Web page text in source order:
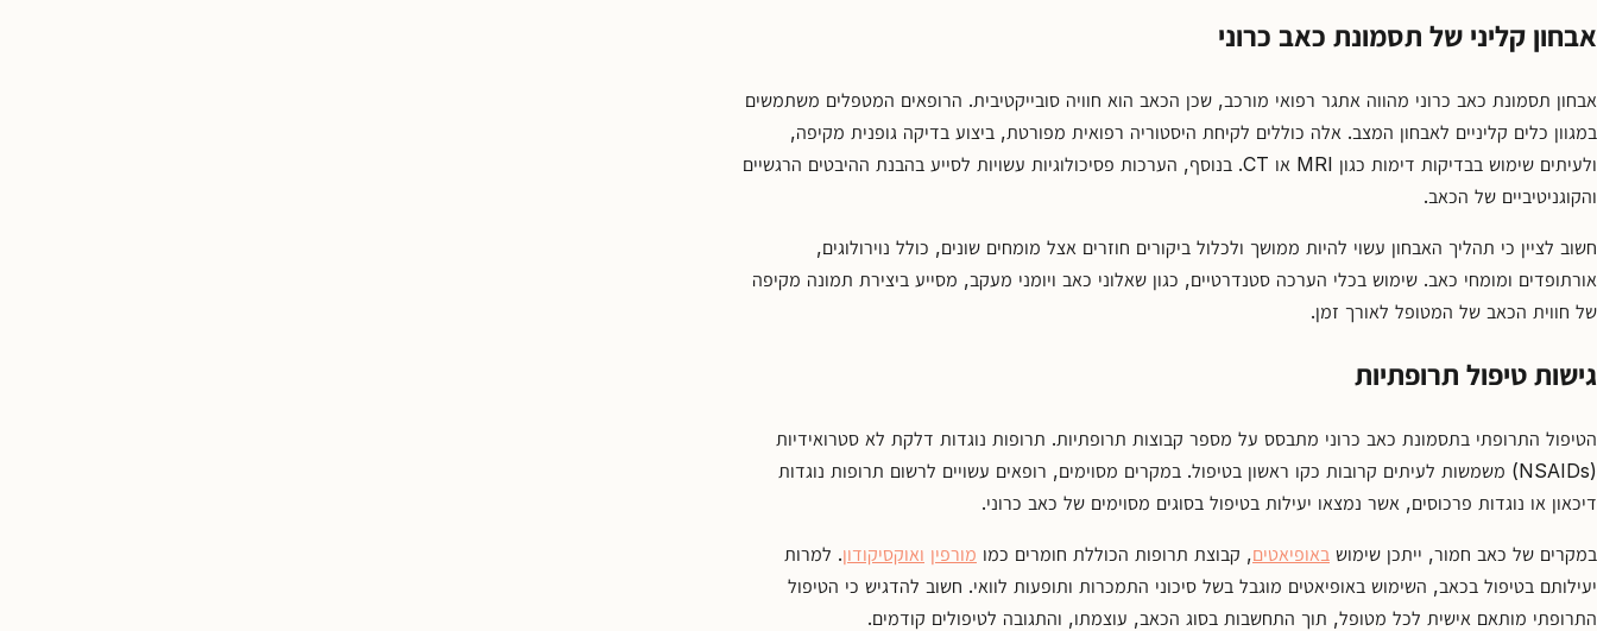
אבחון קליני של תסמונת כאב כרוני
אבחון תסמונת כאב כרוני מהווה אתגר רפואי מורכב, שכן הכאב הוא חוויה סובייקטיבית. הרופאים המטפלים משתמשים
במגוון כלים קליניים לאבחון המצב. אלה כוללים לקיחת היסטוריה רפואית מפורטת, ביצוע בדיקה גופנית מקיפה,
ולעיתים שימוש בבדיקות דימות כגון MRI או CT. בנוסף, הערכות פסיכולוגיות עשויות לסייע בהבנת ההיבטים הרגשיים
והקוגניטיביים של הכאב.
חשוב לציין כי תהליך האבחון עשוי להיות ממושך ולכלול ביקורים חוזרים אצל מומחים שונים, כולל נוירולוגים,
אורתופדים ומומחי כאב. שימוש בכלי הערכה סטנדרטיים, כגון שאלוני כאב ויומני מעקב, מסייע ביצירת תמונה מקיפה
של חווית הכאב של המטופל לאורך זמן.
גישות טיפול תרופתיות
הטיפול התרופתי בתסמונת כאב כרוני מתבסס על מספר קבוצות תרופתיות. תרופות נוגדות דלקת לא סטרואידיות
(NSAIDs) משמשות לעיתים קרובות כקו ראשון בטיפול. במקרים מסוימים, רופאים עשויים לרשום תרופות נוגדות
דיכאון או נוגדות פרכוסים, אשר נמצאו יעילות בטיפול בסוגים מסוימים של כאב כרוני.
במקרים של כאב חמור, ייתכן שימוש באופיאטים, קבוצת תרופות הכוללת חומרים כמו מורפין ואוקסיקודון. למרות
יעילותם בטיפול בכאב, השימוש באופיאטים מוגבל בשל סיכוני התמכרות ותופעות לוואי. חשוב להדגיש כי הטיפול
התרופתי מותאם אישית לכל מטופל, תוך התחשבות בסוג הכאב, עוצמתו, והתגובה לטיפולים קודמים.